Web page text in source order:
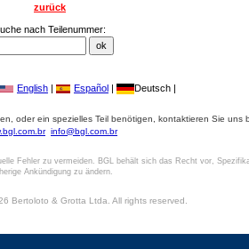
zurück
nach Teilenummer:
English | Español | Deutsch |
oder ein spezielles Teil benötigen, kontaktieren Sie uns
info@bgl.com.br
Fehler zu vermeiden. BGL behält sich das Recht vor,
Ankündigung zu ändern.
Bertoloto & Grotta Ltda. All rights reserved.